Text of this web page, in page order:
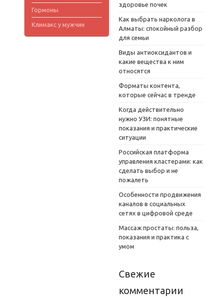
Гормоны
Климакс у мужчин
здоровье почек
Как выбрать нарколога в
Алматы: спокойный разбор
для семьи
Виды антиоксидантов и
какие вещества к ним
относятся
Форматы контента,
которые сейчас в тренде
Когда действительно
нужно УЗИ: понятные
показания и практические
ситуации
Российская платформа
управления кластерами: как
сделать выбор и не
пожалеть
Особенности продвижения
каналов в социальных
сетях в цифровой среде
Массаж простаты: польза,
показания и практика с
умом
Свежие
комментарии